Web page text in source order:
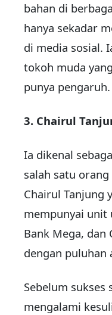
bahan di
hanya sekadar
di media sosial.
tokoh muda
punya pengaruh.
3. Chairul
Ia dikenal
salah satu
Chairul Tanjung
mempunyai unit
Bank Mega, dan
dengan puluhan
Sebelum sukses
mengalami